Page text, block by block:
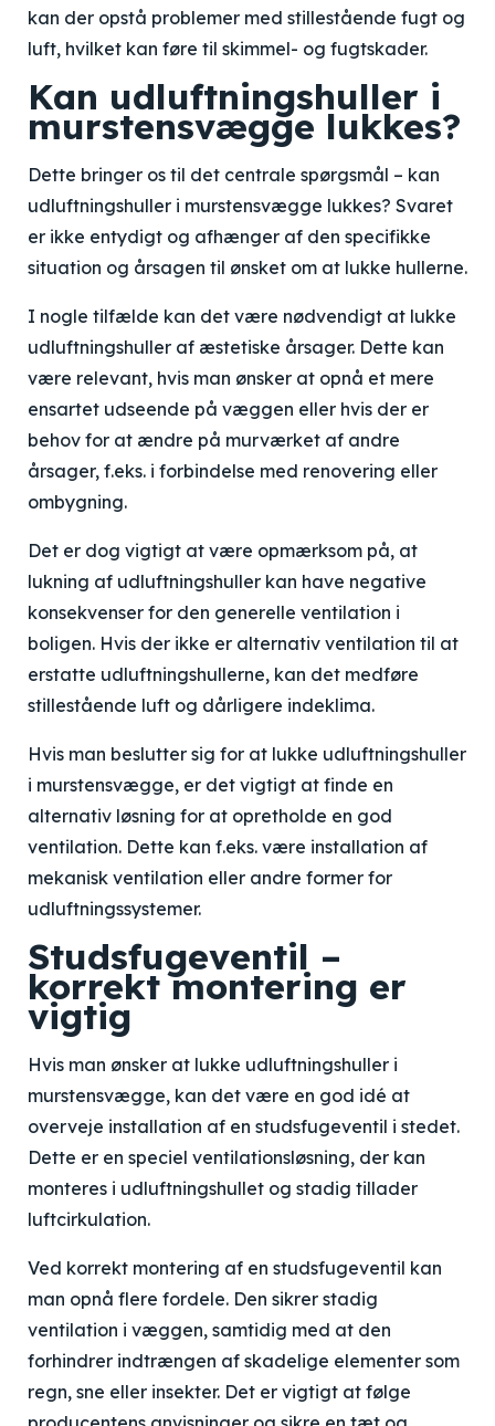
kan der opstå problemer med stillestående fugt og
luft, hvilket kan føre til skimmel- og fugtskader.
Kan udluftningshuller i
murstensvægge lukkes?
Dette bringer os til det centrale spørgsmål – kan
udluftningshuller i murstensvægge lukkes? Svaret
er ikke entydigt og afhænger af den specifikke
situation og årsagen til ønsket om at lukke hullerne.
I nogle tilfælde kan det være nødvendigt at lukke
udluftningshuller af æstetiske årsager. Dette kan
være relevant, hvis man ønsker at opnå et mere
ensartet udseende på væggen eller hvis der er
behov for at ændre på murværket af andre
årsager, f.eks. i forbindelse med renovering eller
ombygning.
Det er dog vigtigt at være opmærksom på, at
lukning af udluftningshuller kan have negative
konsekvenser for den generelle ventilation i
boligen. Hvis der ikke er alternativ ventilation til at
erstatte udluftningshullerne, kan det medføre
stillestående luft og dårligere indeklima.
Hvis man beslutter sig for at lukke udluftningshuller
i murstensvægge, er det vigtigt at finde en
alternativ løsning for at opretholde en god
ventilation. Dette kan f.eks. være installation af
mekanisk ventilation eller andre former for
udluftningssystemer.
Studsfugeventil –
korrekt montering er
vigtig
Hvis man ønsker at lukke udluftningshuller i
murstensvægge, kan det være en god idé at
overveje installation af en studsfugeventil i stedet.
Dette er en speciel ventilationsløsning, der kan
monteres i udluftningshullet og stadig tillader
luftcirkulation.
Ved korrekt montering af en studsfugeventil kan
man opnå flere fordele. Den sikrer stadig
ventilation i væggen, samtidig med at den
forhindrer indtrængen af skadelige elementer som
regn, sne eller insekter. Det er vigtigt at følge